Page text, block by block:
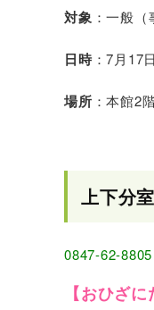
対象 ：一般
日時：7月17
場所 ：本館2
上下分室
0847-62-8805
【おひざ